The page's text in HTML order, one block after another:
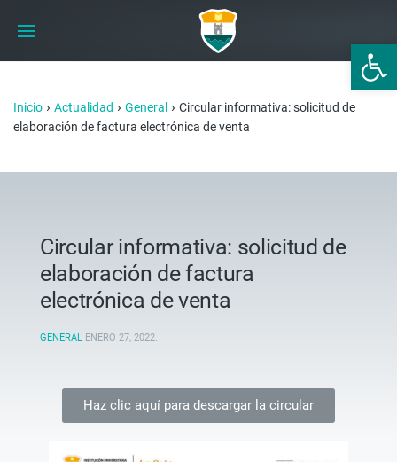
Abrir
Inicio › Actualidad › General › Circular informativa: solicitud de
elaboración de factura electrónica de venta
Circular informativa: solicitud de
elaboración de factura
electrónica de venta
GENERAL ENERO 27, 2022.
Haz clic aquí para descargar la circular